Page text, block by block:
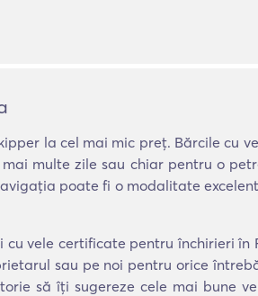
la cel mai mic preț. Bărcile cu
multe zile sau chiar pentru o
poate fi o modalitate
vele certificate pentru închirieri în
sau pe noi pentru orice
să îți sugereze cele mai bune